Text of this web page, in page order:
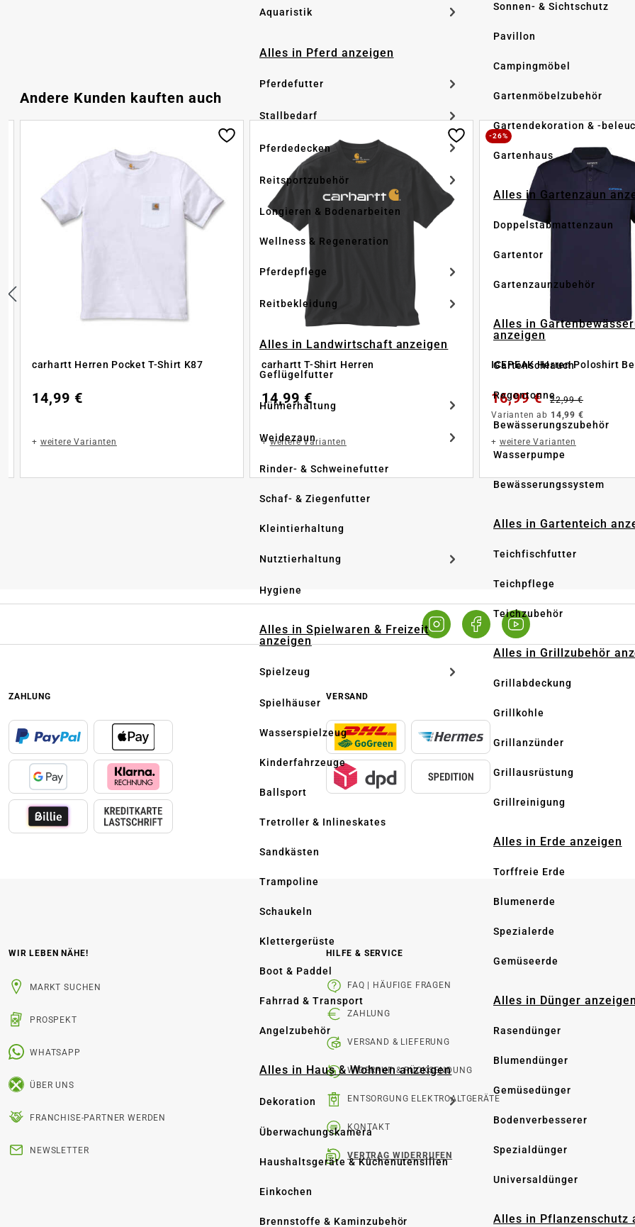
Aquaristik
Alles in Pferd anzeigen
Pferdefutter
Stallbedarf
Pferdedecken
Reitsportzubehör
Longieren & Bodenarbeiten
Wellness & Regeneration
Pferdepflege
Reitbekleidung
Alles in Landwirtschaft anzeigen
Geflügelfutter
Hühnerhaltung
Weidezaun
Rinder- & Schweinefutter
Schaf- & Ziegenfutter
Kleintierhaltung
Nutztierhaltung
Hygiene
Alles in Spielwaren & Freizeit
anzeigen
Spielzeug
Spielhäuser
Wasserspielzeug
Kinderfahrzeuge
Ballsport
Tretroller & Inlineskates
Sandkästen
Trampoline
Schaukeln
Klettergerüste
Boot & Paddel
Fahrrad & Transport
Angelzubehör
Alles in Haus & Wohnen anzeigen
Dekoration
Überwachungskamera
Haushaltsgeräte & Küchenutensilien
Einkochen
Brennstoffe & Kaminzubehör
Sonnen- & Sichtschutz
Pavillon
Campingmöbel
Gartenmöbelzubehör
Gartendekoration & -
Gartenhaus
Alles in Gartenzaun
Doppelstabmattenzaun
Gartentor
Gartenzaunzubehör
Alles in
anzeigen
Gartenschlauch
Regentonne
Bewässerungszubehör
Wasserpumpe
Bewässerungssystem
Alles in Gartenteich
Teichfischfutter
Teichpflege
Teichzubehör
Alles in Grillzubehör
Grillabdeckung
Grillkohle
Grillanzünder
Grillausrüstung
Grillreinigung
Alles in Erde anzeigen
Torffreie Erde
Blumenerde
Spezialerde
Gemüseerde
Alles in Dünger anzeigen
Rasendünger
Blumendünger
Gemüsedünger
Bodenverbesserer
Spezialdünger
Universaldünger
Alles in Pflanzenschutz
Produktgalerie überspringen
Andere Kunden kauften auch
carhartt Herren Pocket T-Shirt K87
14,99 €
+ weitere Varianten
carhartt T-Shirt Herren
14,99 €
+weitere Varianten
-26%
ICEPEAK Herren Poloshirt
16,99 € 22,99 €
Varianten ab 14,99 €
+ weitere Varianten
ZAHLUNG VERSAND
WIR LEBEN NÄHE!
MARKT SUCHEN
PROSPEKT
WHATSAPP
ÜBER UNS
FRANCHISE-PARTNER WERDEN
NEWSLETTER
HILFE & SERVICE
FAQ | HÄUFIGE FRAGEN
ZAHLUNG
VERSAND & LIEFERUNG
WIDERRUF & RÜCKSENDUNG
ENTSORGUNG ELEKTROALTGERÄTE
KONTAKT
VERTRAG WIDERRUFEN